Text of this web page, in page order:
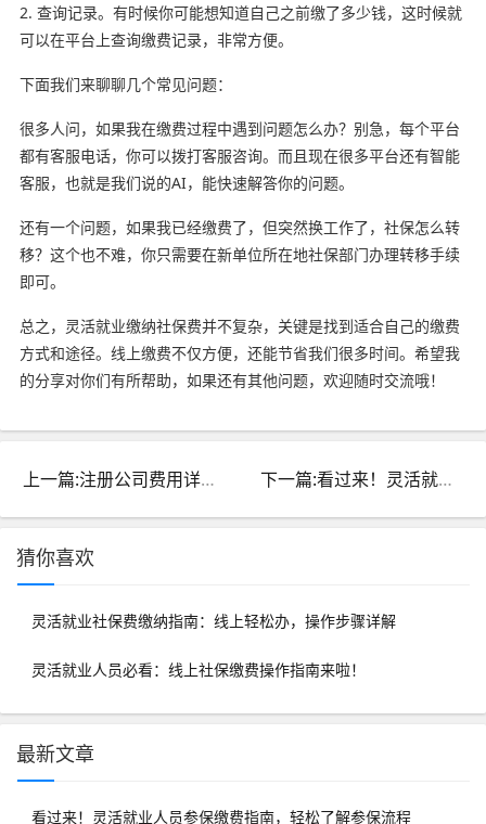
2. 查询记录。有时候你可能想知道自己之前缴了多少钱，这时候就
可以在平台上查询缴费记录，非常方便。
下面我们来聊聊几个常见问题：
很多人问，如果我在缴费过程中遇到问题怎么办？别急，每个平台
都有客服电话，你可以拨打客服咨询。而且现在很多平台还有智能
客服，也就是我们说的AI，能快速解答你的问题。
还有一个问题，如果我已经缴费了，但突然换工作了，社保怎么转
移？这个也不难，你只需要在新单位所在地社保部门办理转移手续
即可。
总之，灵活就业缴纳社保费并不复杂，关键是找到适合自己的缴费
方式和途径。线上缴费不仅方便，还能节省我们很多时间。希望我
的分享对你们有所帮助，如果还有其他问题，欢迎随时交流哦！
上一篇:注册公司费用详解：流程及费用一篇搞懂到底要多少钱 下一篇:看过来！灵活就业人员参保缴费指南，轻松了解参保流程
猜你喜欢
灵活就业社保费缴纳指南：线上轻松办，操作步骤详解
灵活就业人员必看：线上社保缴费操作指南来啦！
最新文章
看过来！灵活就业人员参保缴费指南，轻松了解参保流程